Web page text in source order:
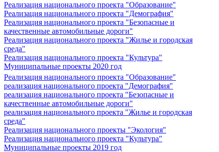
Реализация национального проекта "Образование"
Реализация национального проекта "Демография"
Реализация национального проекта "Безопасные и
качественные автомобильные дороги"
Реализация национального проекта "Жилье и городская
среда"
Реализация национального проекта "Культура"
Муниципальные проекты 2020 год
Реализация национального проекта "Образование"
реализация национального проекта "Демография"
реализация национального проекта "Безопасные и
качественные автомобильные дороги"
реализация национального проекта "Жилье и городская
среда"
Реализация национального проекты "Экология"
Реализация национального проекта "Культура"
Муниципальные проекты 2019 год